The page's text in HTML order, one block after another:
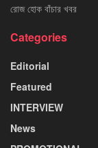
রোজ হোক বাঁচার খবর
Categories
Editorial
Featured
INTERVIEW
News